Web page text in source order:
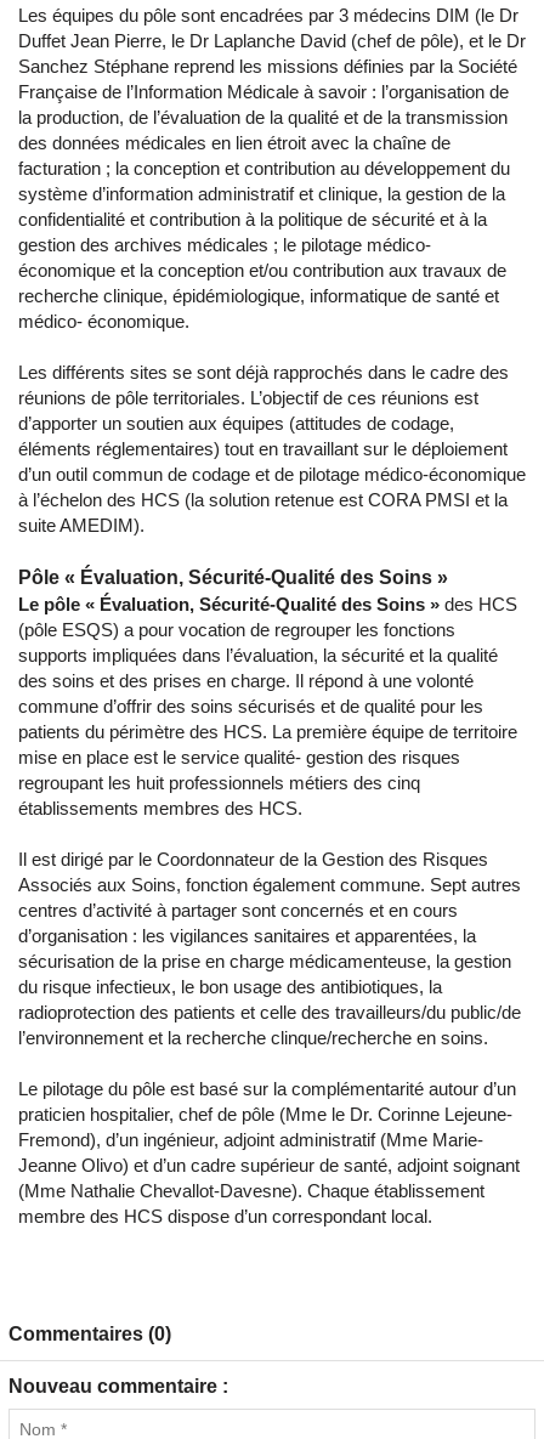
Les équipes du pôle sont encadrées par 3 médecins DIM (le Dr
Duffet Jean Pierre, le Dr Laplanche David (chef de pôle), et le Dr
Sanchez Stéphane reprend les missions définies par la Société
Française de l’Information Médicale à savoir : l’organisation de
la production, de l’évaluation de la qualité et de la transmission
des données médicales en lien étroit avec la chaîne de
facturation ; la conception et contribution au développement du
système d’information administratif et clinique, la gestion de la
confidentialité et contribution à la politique de sécurité et à la
gestion des archives médicales ; le pilotage médico-
économique et la conception et/ou contribution aux travaux de
recherche clinique, épidémiologique, informatique de santé et
médico- économique.
Les différents sites se sont déjà rapprochés dans le cadre des
réunions de pôle territoriales. L’objectif de ces réunions est
d’apporter un soutien aux équipes (attitudes de codage,
éléments réglementaires) tout en travaillant sur le déploiement
d’un outil commun de codage et de pilotage médico-économique
à l’échelon des HCS (la solution retenue est CORA PMSI et la
suite AMEDIM).
Pôle « Évaluation, Sécurité-Qualité des Soins »
Le pôle « Évaluation, Sécurité-Qualité des Soins » des HCS
(pôle ESQS) a pour vocation de regrouper les fonctions
supports impliquées dans l’évaluation, la sécurité et la qualité
des soins et des prises en charge. Il répond à une volonté
commune d’offrir des soins sécurisés et de qualité pour les
patients du périmètre des HCS. La première équipe de territoire
mise en place est le service qualité- gestion des risques
regroupant les huit professionnels métiers des cinq
établissements membres des HCS.
Il est dirigé par le Coordonnateur de la Gestion des Risques
Associés aux Soins, fonction également commune. Sept autres
centres d’activité à partager sont concernés et en cours
d’organisation : les vigilances sanitaires et apparentées, la
sécurisation de la prise en charge médicamenteuse, la gestion
du risque infectieux, le bon usage des antibiotiques, la
radioprotection des patients et celle des travailleurs/du public/de
l’environnement et la recherche clinque/recherche en soins.
Le pilotage du pôle est basé sur la complémentarité autour d’un
praticien hospitalier, chef de pôle (Mme le Dr. Corinne Lejeune-
Fremond), d’un ingénieur, adjoint administratif (Mme Marie-
Jeanne Olivo) et d’un cadre supérieur de santé, adjoint soignant
(Mme Nathalie Chevallot-Davesne). Chaque établissement
membre des HCS dispose d’un correspondant local.
Commentaires (0)
Nouveau commentaire :